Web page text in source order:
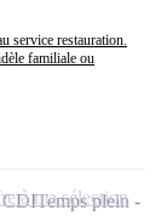
service restauration.
familiale ou
CDITemps plein
à ma sélection